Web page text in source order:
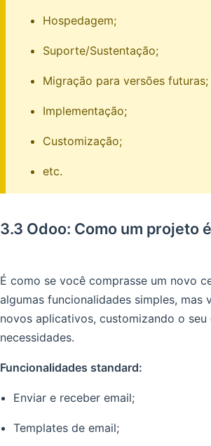
Hospedagem;
Suporte/Sustentação;
Migração para versões futuras;
Implementação;
Customização;
etc.
3.3 Odoo: Como um projeto
É como se você comprasse um novo
algumas funcionalidades simples, mas
novos aplicativos, customizando o seu
necessidades.
Funcionalidades standard:
Enviar e receber email;
Templates de email;